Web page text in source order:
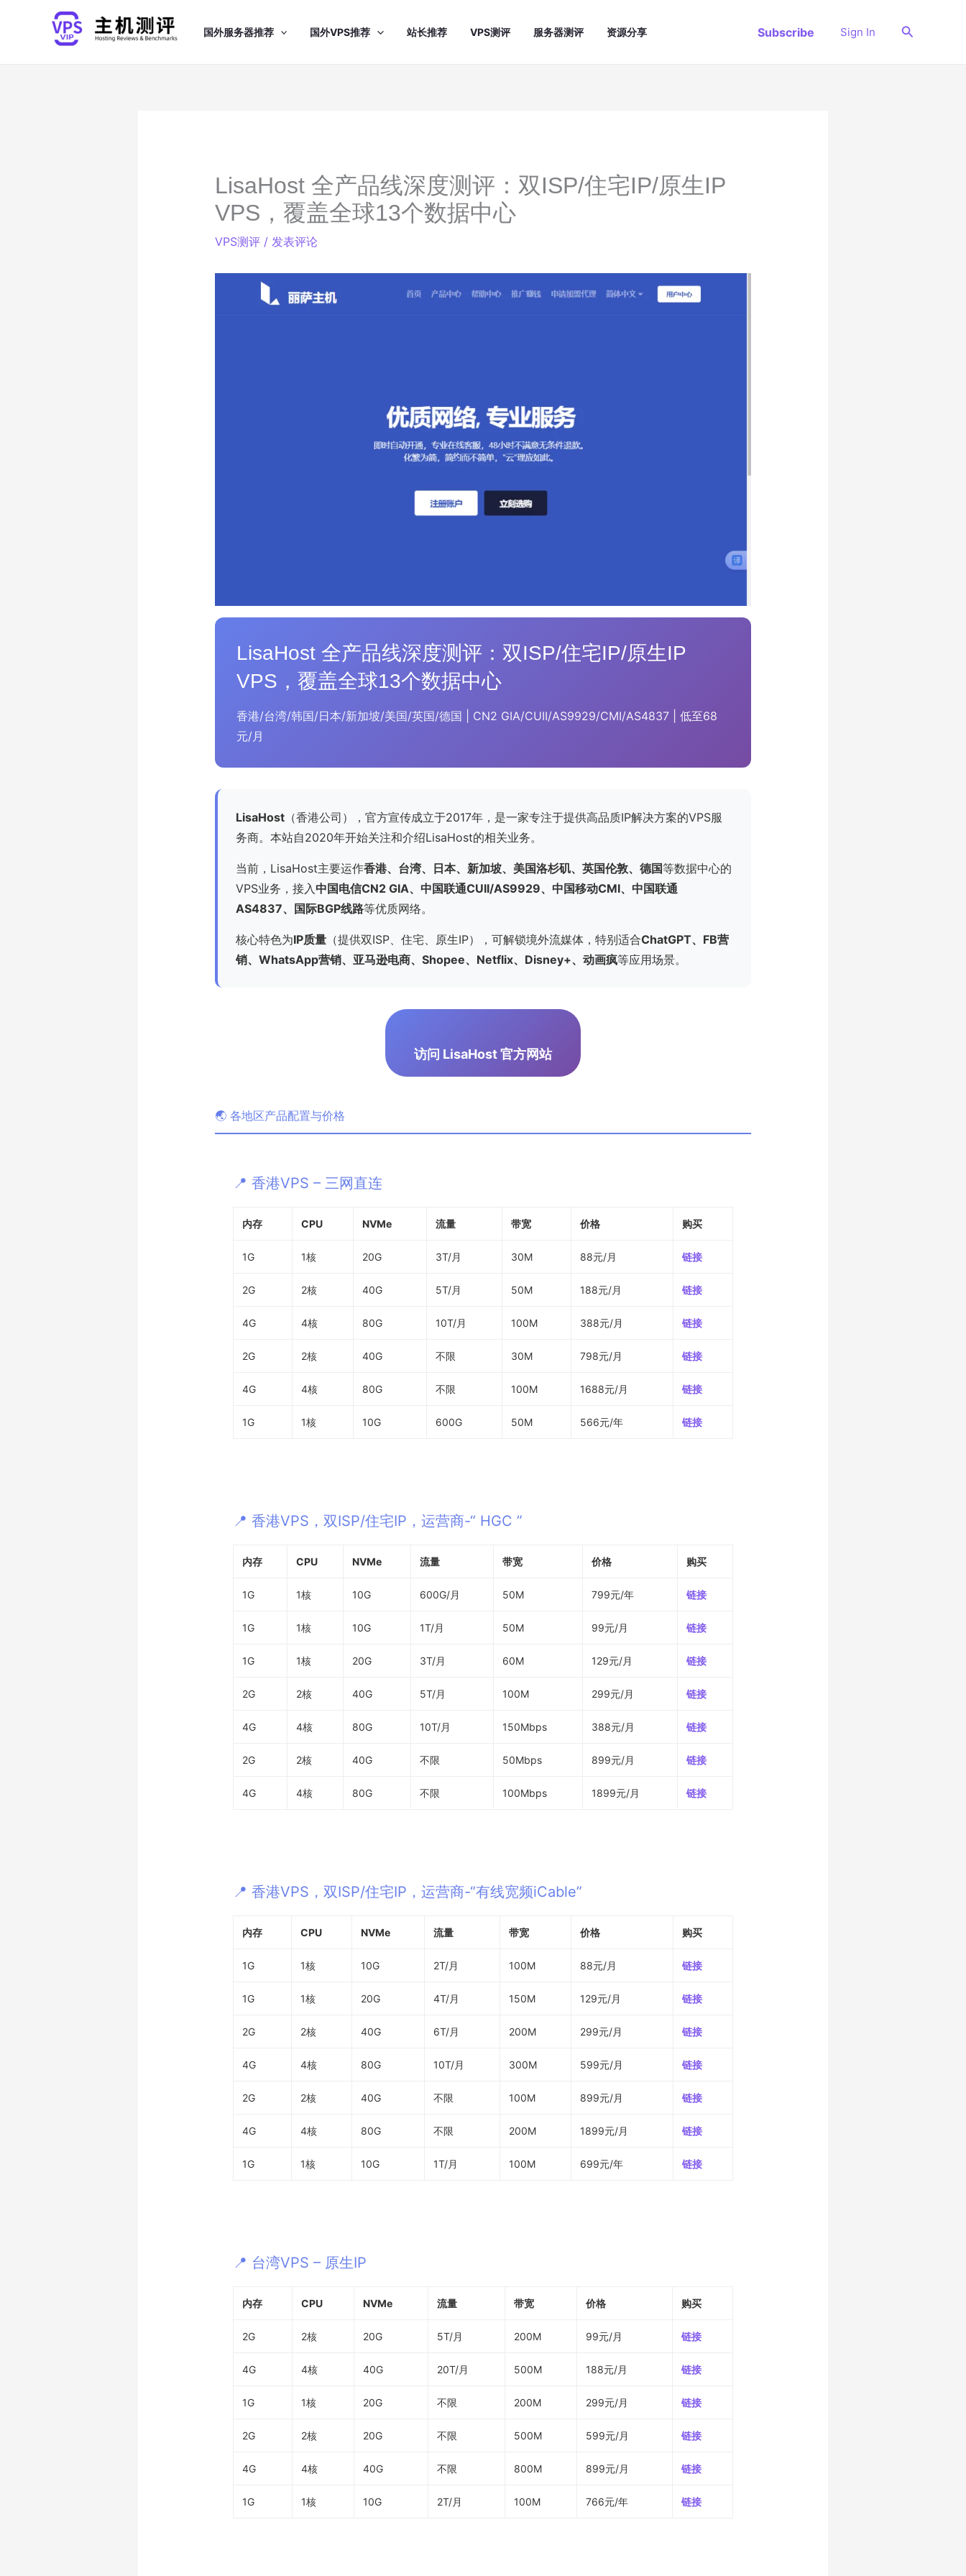
国外服务器推荐 国外VPS推荐 站长推荐 VPS测评 服务器测评 资源分享 Subscribe Sign In
搜
LisaHost 全产品线深度测评：双ISP/住宅IP/原生IP
VPS，覆盖全球13个数据中心
VPS测评/ 发表评论
LisaHost 全产品线深度测评：双ISP/住宅IP/原生IP
VPS，覆盖全球13个数据中心
香港/台湾/韩国/日本/新加坡/美国/英国/德国 | CN2 GIA/CUII/AS9929/CMI/AS4837 | 低至68
元/月
LisaHost（香港公司），官方宣传成立于2017年，是一家专注于提供高品质IP解决方案的VPS服
务商。本站自2020年开始关注和介绍LisaHost的相关业务。
当前，LisaHost主要运作香港、台湾、日本、新加坡、美国洛杉矶、英国伦敦、德国等数据中心的
VPS业务，接入中国电信CN2 GIA、中国联通CUII/AS9929、中国移动CMI、中国联通
AS4837、国际BGP线路等优质网络。
核心特色为IP质量（提供双ISP、住宅、原生IP），可解锁境外流媒体，特别适合ChatGPT、FB营
销、WhatsApp营销、亚马逊电商、Shopee、Netflix、Disney+、动画疯等应用场景。
访问 LisaHost 官方网站
🌏 各地区产品配置与价格
📍 香港VPS – 三网直连
内存 CPU NVMe 流量 带宽 价格 购买
1G 1核 20G 3T/月 30M 88元/月 链接
2G 2核 40G 5T/月 50M 188元/月 链接
4G 4核 80G 10T/月 100M 388元/月 链接
2G 2核 40G 不限 30M 798元/月 链接
4G 4核 80G 不限 100M 1688元/月 链接
1G 1核 10G 600G 50M 566元/年 链接
📍 香港VPS，双ISP/住宅IP，运营商-“ HGC ”
内存 CPU NVMe 流量 带宽 价格 购买
1G 1核 10G 600G/月 50M 799元/年 链接
1G 1核 10G 1T/月 50M 99元/月 链接
1G 1核 20G 3T/月 60M 129元/月 链接
2G 2核 40G 5T/月 100M 299元/月 链接
4G 4核 80G 10T/月 150Mbps 388元/月 链接
2G 2核 40G 不限 50Mbps 899元/月 链接
4G 4核 80G 不限 100Mbps 1899元/月 链接
📍 香港VPS，双ISP/住宅IP，运营商-“有线宽频iCable”
内存 CPU NVMe 流量 带宽 价格 购买
1G 1核 10G 2T/月 100M 88元/月 链接
1G 1核 20G 4T/月 150M 129元/月 链接
2G 2核 40G 6T/月 200M 299元/月 链接
4G 4核 80G 10T/月 300M 599元/月 链接
2G 2核 40G 不限 100M 899元/月 链接
4G 4核 80G 不限 200M 1899元/月 链接
1G 1核 10G 1T/月 100M 699元/年 链接
📍 台湾VPS – 原生IP
内存 CPU NVMe 流量 带宽 价格 购买
2G 2核 20G 5T/月 200M 99元/月 链接
4G 4核 40G 20T/月 500M 188元/月 链接
1G 1核 20G 不限 200M 299元/月 链接
2G 2核 20G 不限 500M 599元/月 链接
4G 4核 40G 不限 800M 899元/月 链接
1G 1核 10G 2T/月 100M 766元/年 链接